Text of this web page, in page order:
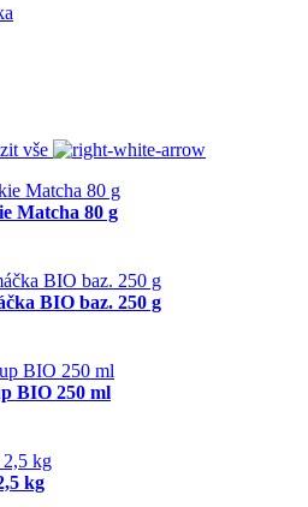
vše
Matcha 80 g
BIO baz. 250 g
BIO 250 ml
kg